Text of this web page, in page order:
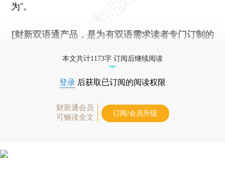
为”。
[财新双语通产品，是为有双语需求读者专门订制的
本文共计1173字 订阅后继续阅读
登录 后获取已订阅的阅读权限
财新通会员
可畅读全文
订阅/会员升级